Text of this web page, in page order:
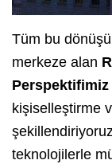
Tüm bu
merkeze alan
Perspektifimiz
kişiselleştirme
teknolojilerle